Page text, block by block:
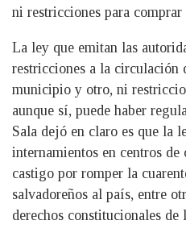
ni restricciones para
La ley que emitan las
restricciones a la circulación
municipio y otro, ni
aunque sí, puede haber
Sala dejó en claro es que la
internamientos en centros
castigo por romper la
salvadoreños al país, entre
derechos constitucionales de